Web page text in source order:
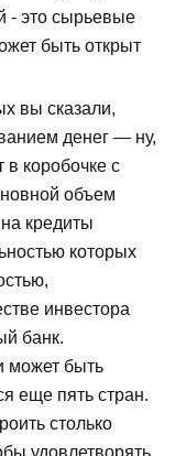
- это сырьевые
быть открыт
вы сказали,
денег — ну,
коробочке с
объем
кредиты
которых
инвестора
банк.
может быть
еще пять стран.
столько
удовлетворять